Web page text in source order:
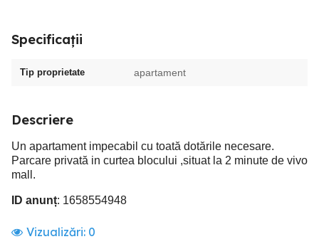
Specificații
Tip proprietate apartament
Descriere
Un apartament impecabil cu toată dotările necesare.
Parcare privată in curtea blocului ,situat la 2 minute de vivo
mall.
ID anunț: 1658554948
Vizualizări: 0